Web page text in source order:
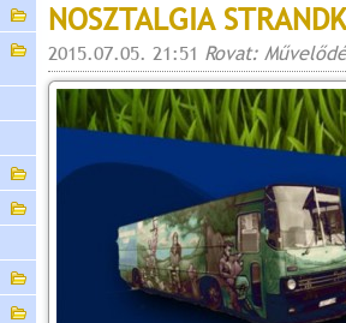
NOSZTALGIA
2015.07.05. 21:51 Rovat: